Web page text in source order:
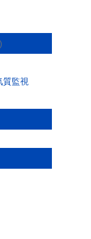
質監視